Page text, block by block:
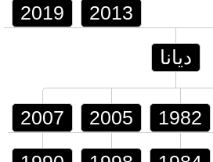
2019 2013
ديانا
2007 2005 1982